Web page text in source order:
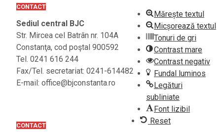
CONTACT
Sediul central BJC
Str. Mircea cel Batrân nr. 104A
Constanţa, cod poştal 900592
Tel. 0241 616 244
Fax/Tel. secretariat: 0241-614482
E-mail: office@bjconstanta.ro
CONTACT
Mărește textul
Micșorează textul
Tonuri de gri
Contrast mare
Contrast negativ
Fundal luminos
Legături
subliniate
Font lizibil
Reset